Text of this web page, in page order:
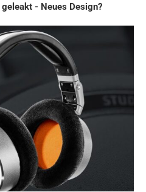
- Neues Design?